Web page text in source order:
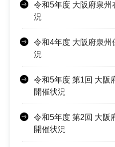
令和5年度 大阪府泉
況
令和4年度 大阪府泉
況
令和5年度 第1回 大阪
開催状況
令和5年度 第2回 大阪
開催状況